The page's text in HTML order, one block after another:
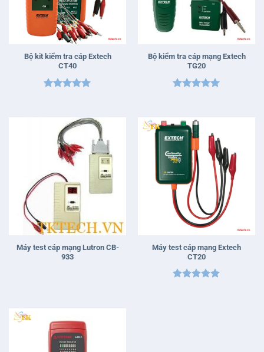
Bộ kit kiểm tra cáp Extech
CT40
Bộ kiểm tra cáp mạng Extech
TG20
Máy test cáp mạng Lutron CB-
933
Máy test cáp mạng Extech
CT20